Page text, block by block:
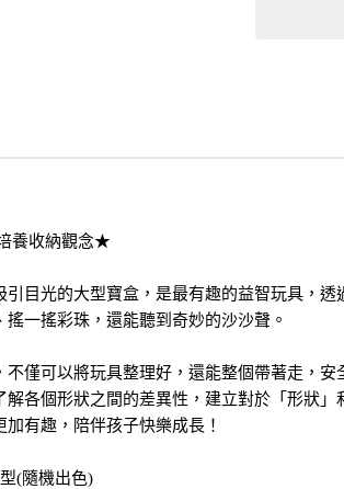
養收納觀念★
目光的大型寶盒，是最有趣的益智玩具，
一搖彩珠，還能聽到奇妙的沙沙聲。
僅可以將玩具整理好，還能整個帶著走，
各個形狀之間的差異性，建立對於「形狀
有趣，陪伴孩子快樂成長！
(隨機出色)